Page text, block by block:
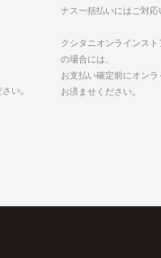
ナス一括払いにはご対応
クシタニオンラインス
の場合には、
お支払い確定前にオン
お済ませください。
い。